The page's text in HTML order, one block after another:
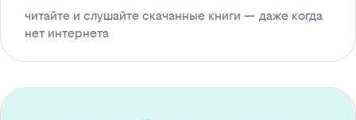
читайте и слушайте скачанные книги — даже когда
нет интернета